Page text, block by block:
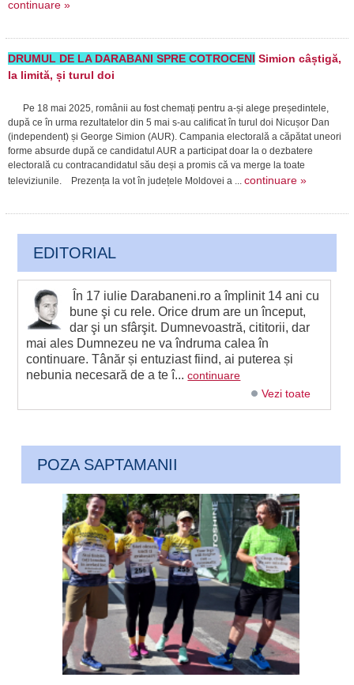
continuare »
DRUMUL DE LA DARABANI SPRE COTROCENI Simion câștigă,
la limită, și turul doi
Pe 18 mai 2025, românii au fost chemați pentru a-și alege președintele,
după ce în urma rezultatelor din 5 mai s-au calificat în turul doi Nicușor Dan
(independent) și George Simion (AUR). Campania electorală a căpătat uneori
forme absurde după ce candidatul AUR a participat doar la o dezbatere
electorală cu contracandidatul său deși a promis că va merge la toate
televiziunile. Prezența la vot în județele Moldovei a ... continuare »
EDITORIAL
În 17 iulie Darabaneni.ro a împlinit 14 ani cu
bune şi cu rele. Orice drum are un început,
dar şi un sfârşit. Dumnevoastră, cititorii, dar
mai ales Dumnezeu ne va îndruma calea în
continuare. Tânăr și entuziast fiind, ai puterea și
nebunia necesară de a te î...continuare
Vezi toate
POZA SAPTAMANII